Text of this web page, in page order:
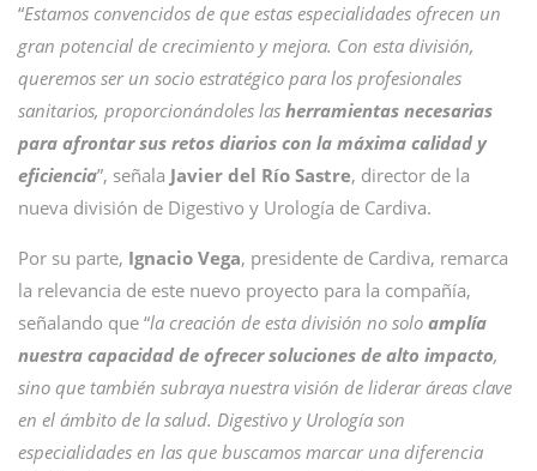
“Estamos convencidos de que estas especialidades ofrecen un
gran potencial de crecimiento y mejora. Con esta división,
queremos ser un socio estratégico para los profesionales
sanitarios, proporcionándoles las herramientas necesarias
para afrontar sus retos diarios con la máxima calidad y
eficiencia”, señala Javier del Río Sastre, director de la
nueva división de Digestivo y Urología de Cardiva.
Por su parte, Ignacio Vega, presidente de Cardiva, remarca
la relevancia de este nuevo proyecto para la compañía,
señalando que “la creación de esta división no solo amplía
nuestra capacidad de ofrecer soluciones de alto impacto,
sino que también subraya nuestra visión de liderar áreas clave
en el ámbito de la salud. Digestivo y Urología son
especialidades en las que buscamos marcar una diferencia